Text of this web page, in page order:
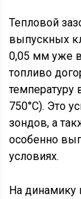
Тепловой
выпускных
0,05 мм уже
топливо
температуру
750°C). Это
зондов, а
особенно
условиях.
На динамику